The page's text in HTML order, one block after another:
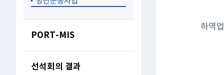
PORT-MIS
선석회의 결과
하역업